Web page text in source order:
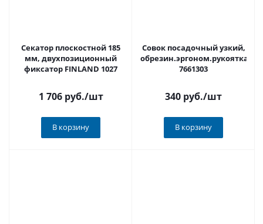
Секатор плоскостной 185
мм, двухпозиционный
фиксатор FINLAND 1027
1 706 руб./шт
В корзину
Совок посадочный узкий,
обрезин.эргоном.рукоятка
7661303
340 руб./шт
В корзину